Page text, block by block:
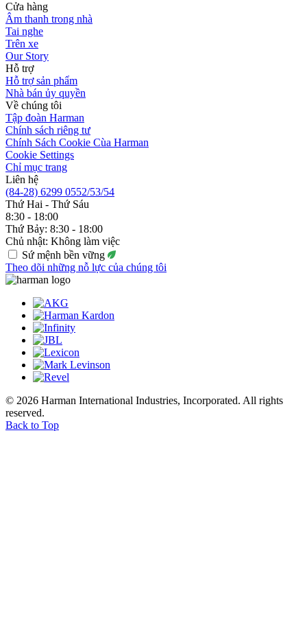
Cửa hàng
Âm thanh trong nhà
Tai nghe
Trên xe
Our Story
Hỗ trợ
Hỗ trợ sản phẩm
Nhà bán ủy quyền
Về chúng tôi
Tập đoàn Harman
Chính sách riêng tư
Chính Sách Cookie Cùa Harman
Cookie Settings
Chỉ mục trang
Liên hệ
(84-28) 6299 0552/53/54
Thứ Hai - Thứ Sáu
8:30 - 18:00
Thứ Bảy: 8:30 - 18:00
Chủ nhật: Không làm việc
Sứ mệnh bền vững
Theo dõi những nỗ lực của chúng tôi
© 2026 Harman International Industries, Incorporated. All rights
reserved.
Back to Top